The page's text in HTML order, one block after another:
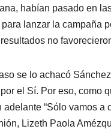
habían pasado en
lanzar la campaña
no
se lo achacó
el Sí. Por eso, como
adelante “Sólo vamos
Lizeth Paola